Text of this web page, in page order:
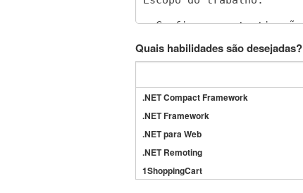
Quais habilidades são desejadas?
.NET Compact Framework
.NET Framework
.NET para Web
.NET Remoting
1ShoppingCart